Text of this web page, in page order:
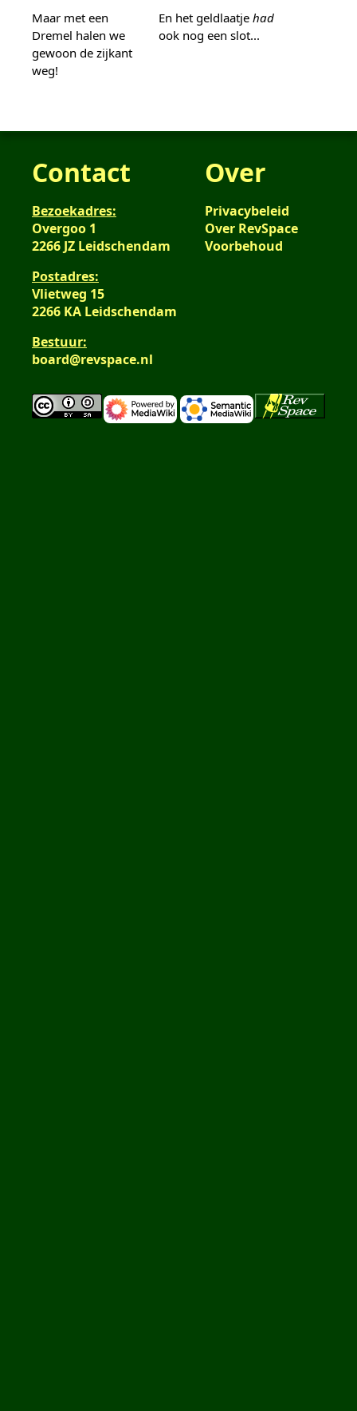
Maar met een
Dremel halen we
gewoon de zijkant
weg!
En het geldlaatje had
ook nog een slot...
Contact
Bezoekadres:
Overgoo 1
2266 JZ Leidschendam
Postadres:
Vlietweg 15
2266 KA Leidschendam
Bestuur:
board@revspace.nl
Over
Privacybeleid
Over RevSpace
Voorbehoud